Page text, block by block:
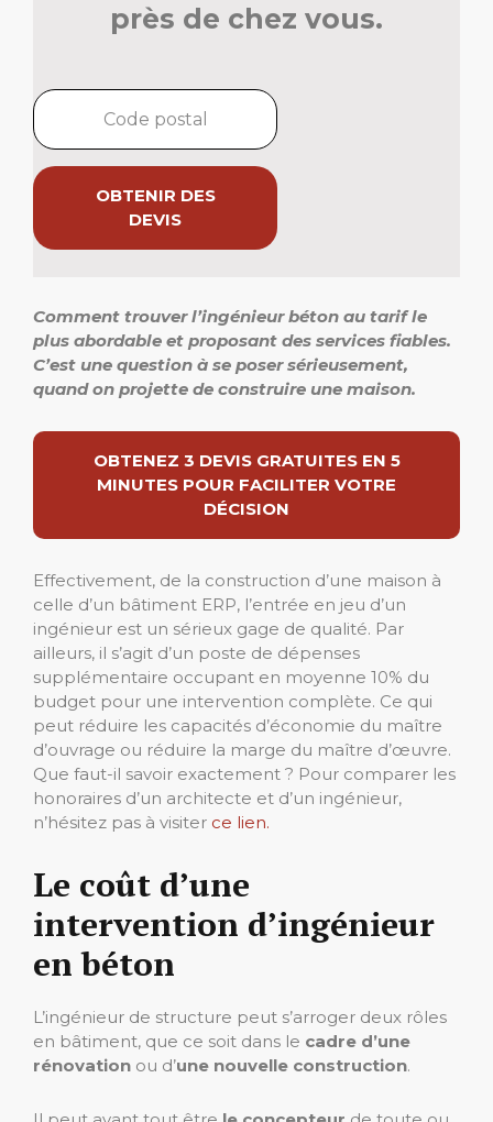
près de chez vous.
OBTENIR DES
DEVIS
Comment trouver l’ingénieur béton au tarifle
plus abordable et proposant des services fiables.
C’est une question à se poser sérieusement,
quand on projette de construire une maison.
OBTENEZ 3 DEVIS GRATUITES EN 5
MINUTES POUR FACILITER VOTRE
DÉCISION
Effectivement, de la construction d’une maison à
celle d’un bâtiment ERP, l’entrée en jeu d’un
ingénieur est un sérieux gage de qualité. Par
ailleurs, il s’agit d’un poste de dépenses
supplémentaire occupant en moyenne 10% du
budget pour une intervention complète. Ce qui
peut réduire les capacités d’économie du maître
d’ouvrage ou réduire la marge du maître d’œuvre.
Que faut-il savoir exactement ? Pour comparer les
honoraires d’un architecte et d’un ingénieur,
n’hésitez pas à visiter ce lien.
Le coût d’une
intervention d’ingénieur
en béton
L’ingénieur de structure peut s’arroger deux rôles
en bâtiment, que ce soit dans le cadre d’une
rénovation ou d’une nouvelle construction.